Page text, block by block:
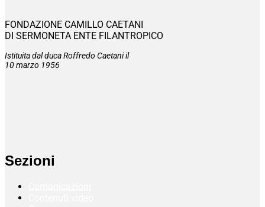
FONDAZIONE CAMILLO CAETANI
DI SERMONETA ENTE FILANTROPICO
Istituita dal duca Roffredo Caetani il
10 marzo 1956
Sezioni